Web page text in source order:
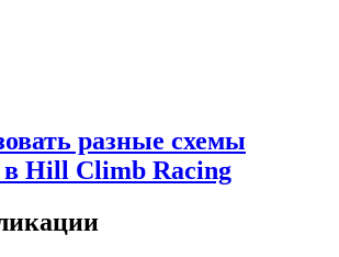
разные схемы
в Hill Climb Racing